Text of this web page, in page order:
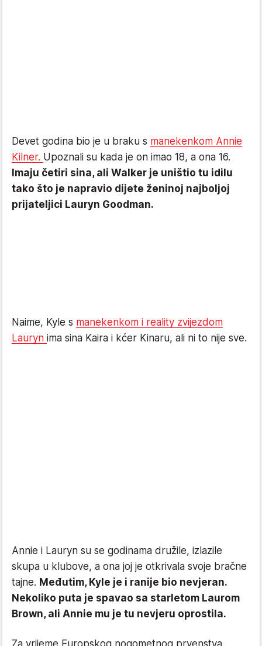
Devet godina bio je u braku s manekenkom Annie
Kilner. Upoznali su kada je on imao 18, a ona 16.
Imaju četiri sina, ali Walker je uništio tu idilu
tako što je napravio dijete ženinoj najboljoj
prijateljici Lauryn Goodman.
Naime, Kyle s manekenkom i reality zvijezdom
Lauryn ima sina Kaira i kćer Kinaru, ali ni to nije sve.
Annie i Lauryn su se godinama družile, izlazile
skupa u klubove, a ona joj je otkrivala svoje bračne
tajne. Međutim, Kyle je i ranije bio nevjeran.
Nekoliko puta je spavao sa starletom Laurom
Brown, ali Annie mu je tu nevjeru oprostila.
Za vrijeme Europskog nogometnog prvenstva